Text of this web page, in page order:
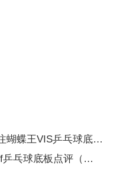
VIS乒乓球底板试打简评
板点评（时尚的艺术品）